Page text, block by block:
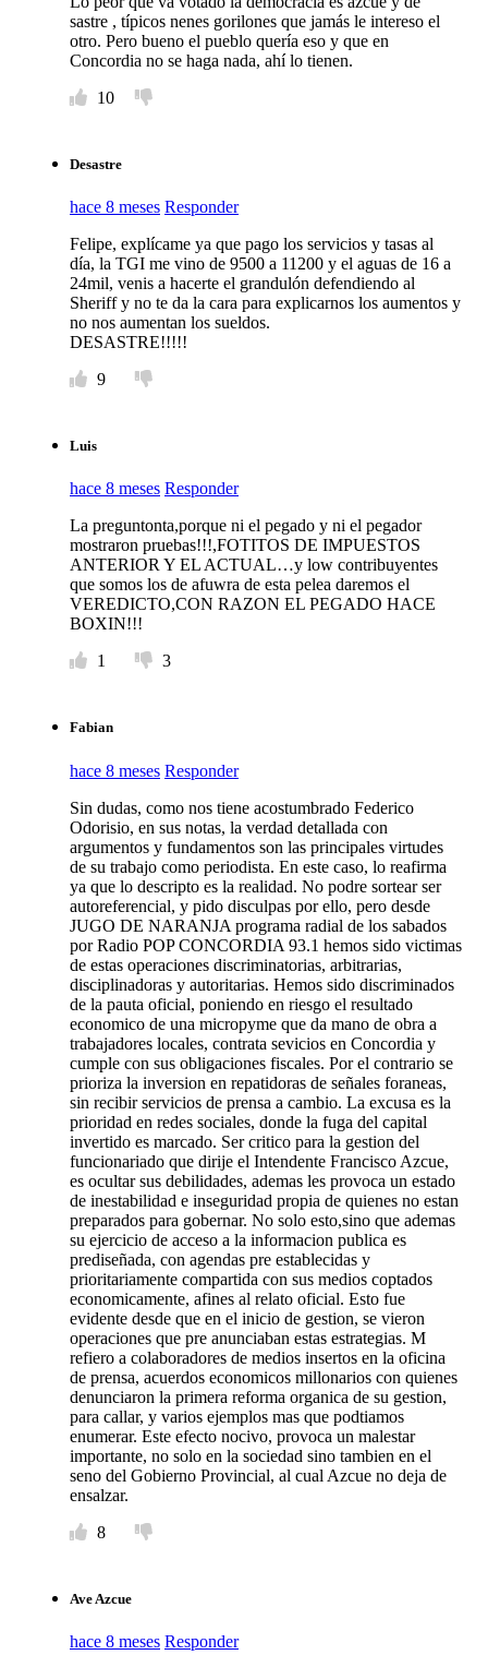
sastre , típicos nenes gorilones que jamás le intereso el
otro. Pero bueno el pueblo quería eso y que en
Concordia no se haga nada, ahí lo tienen.
10
Desastre
hace 8 meses Responder
Felipe, explícame ya que pago los servicios y tasas al
día, la TGI me vino de 9500 a 11200 y el aguas de 16 a
24mil, venis a hacerte el grandulón defendiendo al
Sheriff y no te da la cara para explicarnos los aumentos y
no nos aumentan los sueldos.
DESASTRE!!!!!
9
Luis
hace 8 meses Responder
La preguntonta,porque ni el pegado y ni el pegador
mostraron pruebas!!!,FOTITOS DE IMPUESTOS
ANTERIOR Y EL ACTUAL…y low contribuyentes
que somos los de afuwra de esta pelea daremos el
VEREDICTO,CON RAZON EL PEGADO HACE
BOXIN!!!
1
3
Fabian
hace 8 meses Responder
Sin dudas, como nos tiene acostumbrado Federico
Odorisio, en sus notas, la verdad detallada con
argumentos y fundamentos son las principales virtudes
de su trabajo como periodista. En este caso, lo reafirma
ya que lo descripto es la realidad. No podre sortear ser
autoreferencial, y pido disculpas por ello, pero desde
JUGO DE NARANJA programa radial de los sabados
por Radio POP CONCORDIA 93.1 hemos sido victimas
de estas operaciones discriminatorias, arbitrarias,
disciplinadoras y autoritarias. Hemos sido discriminados
de la pauta oficial, poniendo en riesgo el resultado
economico de una micropyme que da mano de obra a
trabajadores locales, contrata sevicios en Concordia y
cumple con sus obligaciones fiscales. Por el contrario se
prioriza la inversion en repatidoras de señales foraneas,
sin recibir servicios de prensa a cambio. La excusa es la
prioridad en redes sociales, donde la fuga del capital
invertido es marcado. Ser critico para la gestion del
funcionariado que dirije el Intendente Francisco Azcue,
es ocultar sus debilidades, ademas les provoca un estado
de inestabilidad e inseguridad propia de quienes no estan
preparados para gobernar. No solo esto,sino que ademas
su ejercicio de acceso a la informacion publica es
prediseñada, con agendas pre establecidas y
prioritariamente compartida con sus medios coptados
economicamente, afines al relato oficial. Esto fue
evidente desde que en el inicio de gestion, se vieron
operaciones que pre anunciaban estas estrategias. M
refiero a colaboradores de medios insertos en la oficina
de prensa, acuerdos economicos millonarios con quienes
denunciaron la primera reforma organica de su gestion,
para callar, y varios ejemplos mas que podtiamos
enumerar. Este efecto nocivo, provoca un malestar
importante, no solo en la sociedad sino tambien en el
seno del Gobierno Provincial, al cual Azcue no deja de
ensalzar.
8
Ave Azcue
hace 8 meses Responder